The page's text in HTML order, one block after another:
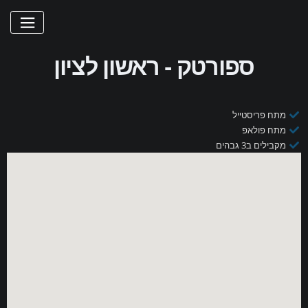
ספורטק - ראשון לציון
מתח פריסטייל
מתח פולאפ
מקבילים ב3 גבהים